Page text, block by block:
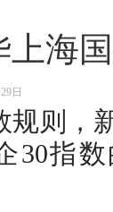
上海
日
规则，
30指